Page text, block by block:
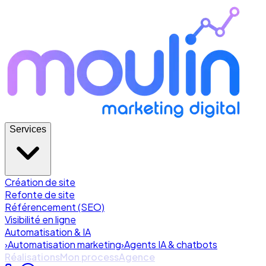
Services
Création de site
Refonte de site
Référencement (SEO)
Visibilité en ligne
Automatisation & IA
›Automatisation marketing›Agents IA & chatbots
RéalisationsMon processAgence